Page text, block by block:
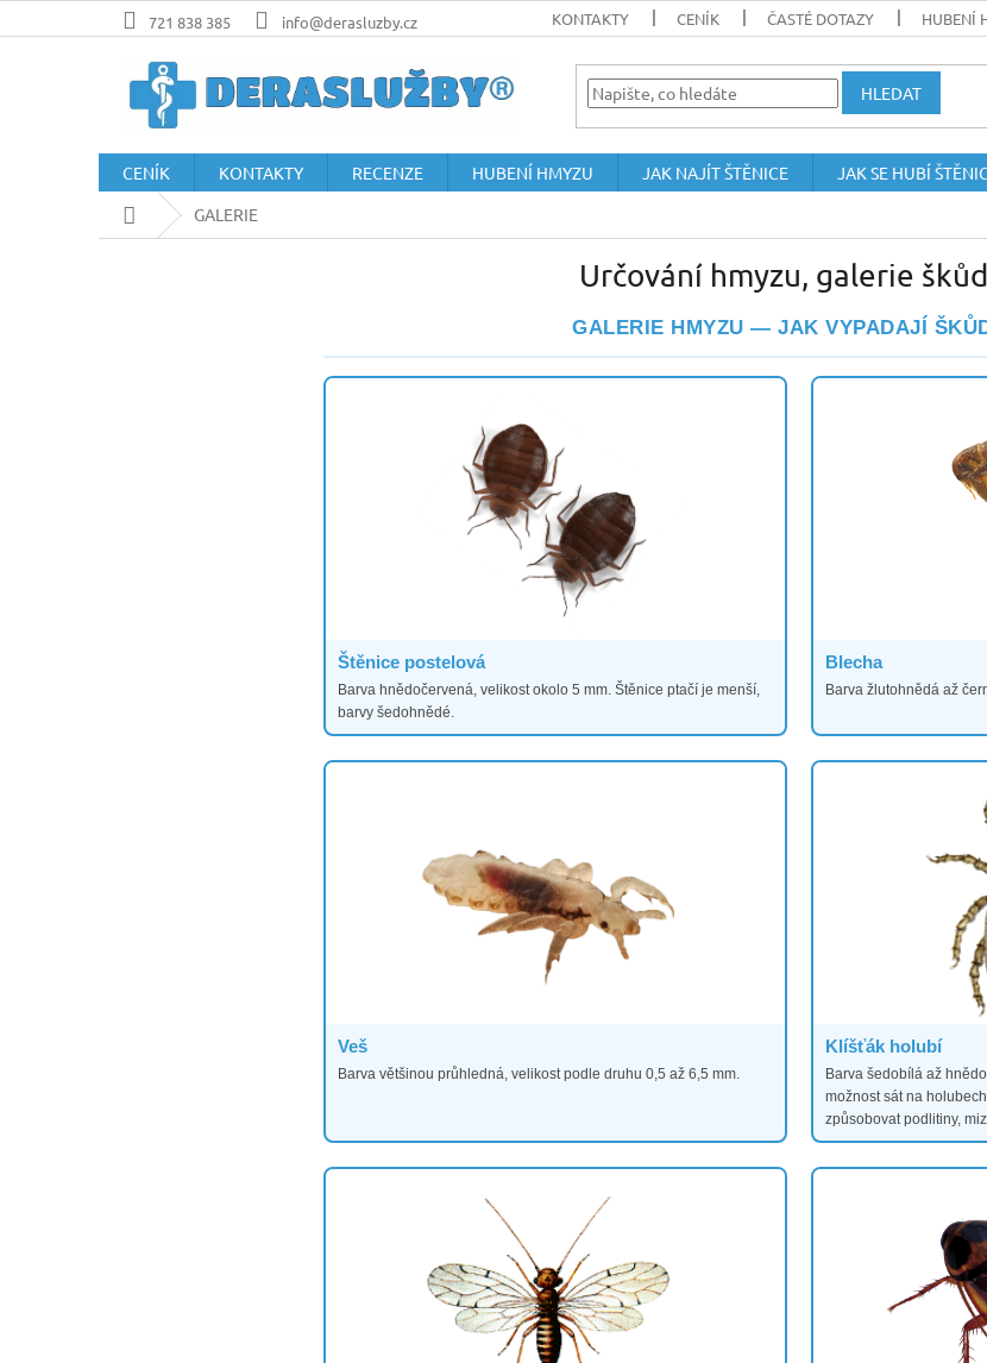
na
721 838 385 info@derasluzby.cz KONTAKTY CENÍK ČASTÉ DOTAZY HUBENÍ
HLEDAT
CENÍK KONTAKTY RECENZE HUBENÍ HMYZU JAK NAJÍT ŠTĚNICE JAK SE HUBÍ
Domů
GALERIE
Určování hmyzu, galerie
GALERIE HMYZU — JAK VYPADAJÍ
Štěnice postelová
Barva hnědočervená, velikost okolo 5 mm. Štěnice ptačí je menší,
barvy šedohnědé.
Blecha
Barva žlutohnědá až
Veš
Barva většinou průhledná, velikost podle druhu 0,5 až 6,5 mm.
Klíšťák holubí
Barva šedobílá až
možnost sát na
způsobovat podlitiny,